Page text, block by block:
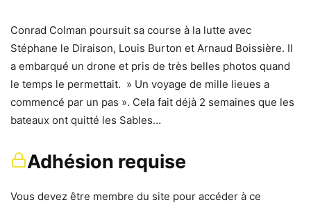
Conrad Colman poursuit sa course à la lutte avec
Stéphane le Diraison, Louis Burton et Arnaud Boissière. Il
a embarqué un drone et pris de très belles photos quand
le temps le permettait. » Un voyage de mille lieues a
commencé par un pas ». Cela fait déjà 2 semaines que les
bateaux ont quitté les Sables…
Adhésion requise
Vous devez être membre du site pour accéder à ce